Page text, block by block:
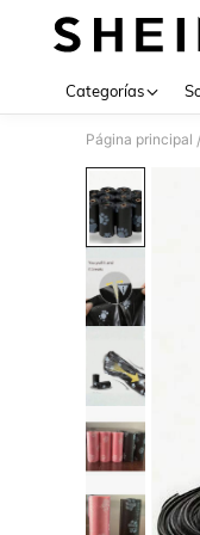
Categorías
Página principal /